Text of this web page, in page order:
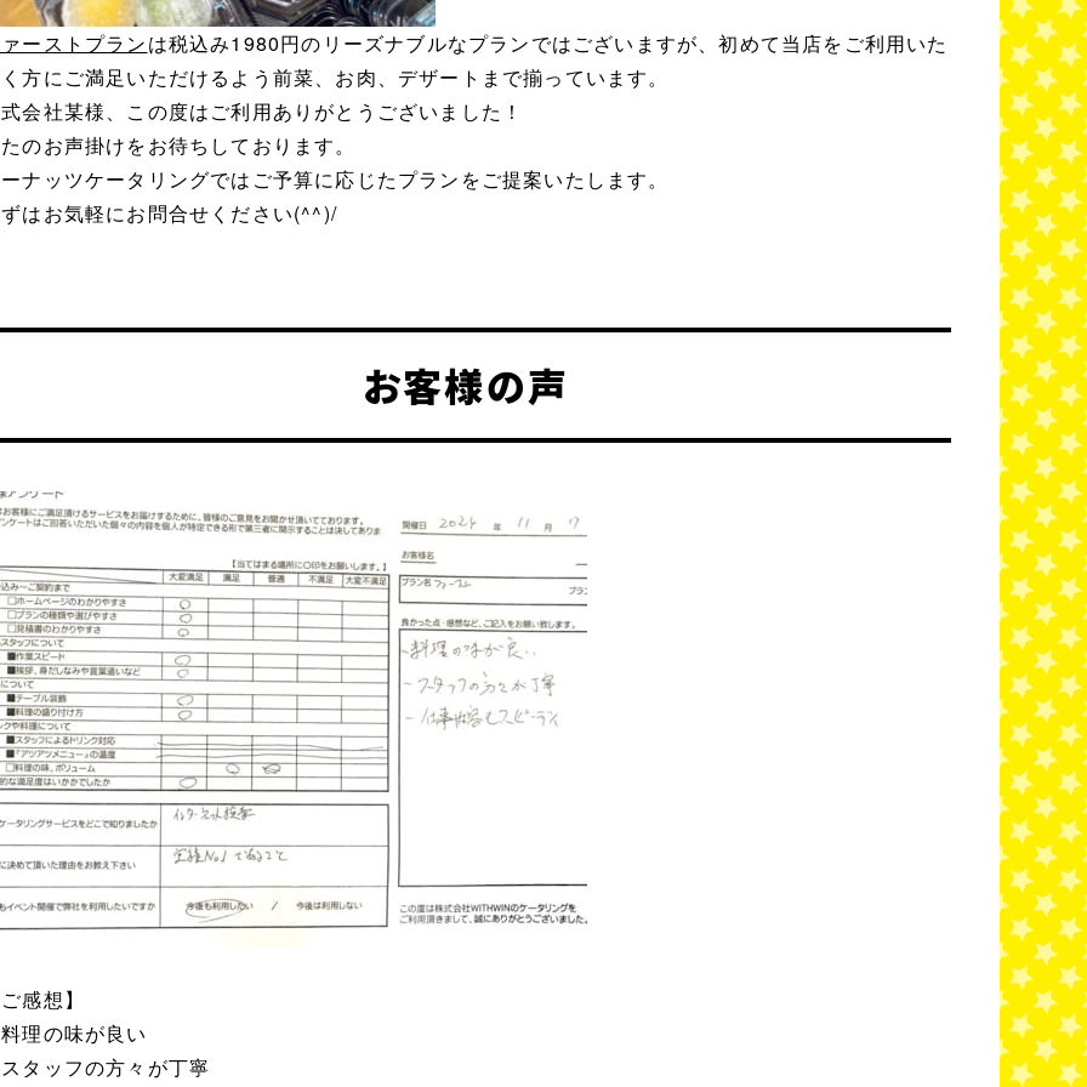
ーストプランは税込み1980円のリーズナブルなプランではございますが、初めて当店をご利用いた
方にご満足いただけるよう前菜、お肉、デザートまで揃っています。
会社某様、この度はご利用ありがとうございました！
のお声掛けをお待ちしております。
ナッツケータリングではご予算に応じたプランをご提案いたします。
はお気軽にお問合せください(^^)/
お客様の声
感想】
理の味が良い
タッフの方々が丁寧